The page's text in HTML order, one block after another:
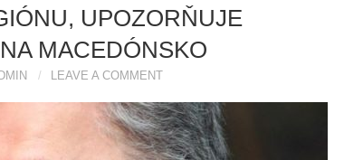
UPOZORŇUJE
MACEDÓNSKO
LEAVE A COMMENT